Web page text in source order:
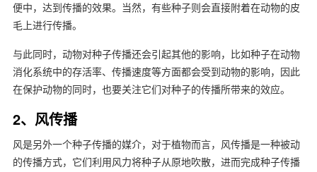
便中，达到传播的效果。当然，有些种子则会直接附着在动物的皮
毛上进行传播。
与此同时，动物对种子传播还会引起其他的影响，比如种子在动物
消化系统中的存活率、传播速度等方面都会受到动物的影响，因此
在保护动物的同时，也要关注它们对种子的传播所带来的效应。
2、风传播
风是另外一个种子传播的媒介，对于植物而言，风传播是一种被动
的传播方式，它们利用风力将种子从原地吹散，进而完成种子传播